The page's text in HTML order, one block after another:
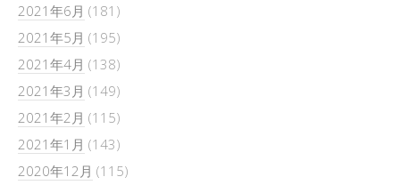
2021年6月 (181)
2021年5月 (195)
2021年4月 (138)
2021年3月 (149)
2021年2月 (115)
2021年1月 (143)
2020年12月 (115)